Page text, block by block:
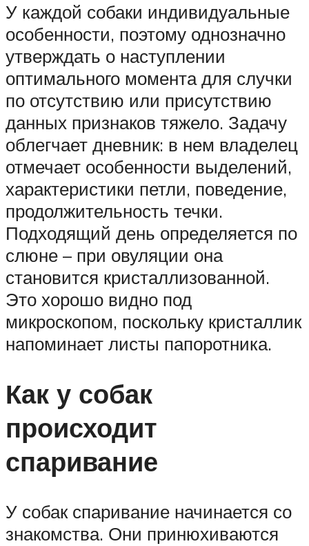
У каждой собаки индивидуальные
особенности, поэтому однозначно
утверждать о наступлении
оптимального момента для случки
по отсутствию или присутствию
данных признаков тяжело. Задачу
облегчает дневник: в нем владелец
отмечает особенности выделений,
характеристики петли, поведение,
продолжительность течки.
Подходящий день определяется по
слюне – при овуляции она
становится кристаллизованной.
Это хорошо видно под
микроскопом, поскольку кристаллик
напоминает листы папоротника.
Как у собак
происходит
спаривание
У собак спаривание начинается со
знакомства. Они принюхиваются